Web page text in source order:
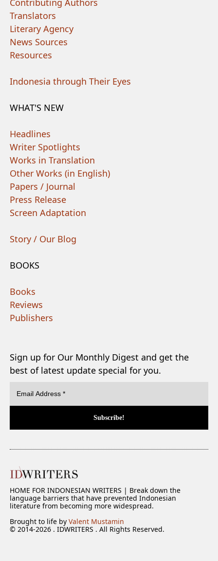
Translators
Literary Agency
News Sources
Resources
Indonesia through Their Eyes
WHAT'S NEW
Headlines
Writer Spotlights
Works in Translation
Other Works (in English)
Papers / Journal
Press Release
Screen Adaptation
Story / Our Blog
BOOKS
Books
Reviews
Publishers
Sign up for Our Monthly Digest and get the
best of latest update special for you.
HOME FOR INDONESIAN WRITERS | Break down the
language barriers that have prevented Indonesian
literature from becoming more widespread.
Brought to life by Valent Mustamin
© 2014-2026 . IDWRITERS . All Rights Reserved.